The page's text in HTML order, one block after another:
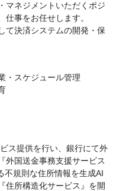
マネジメントいただくポジ
事をお任せします。
て決済システムの開発・保
・スケジュール管理
ス提供を行い、銀行にて外
外国送金事務支援サービス
不規則な住所情報を生成AI
住所構造化サービス』を開